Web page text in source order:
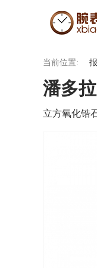
当前位置:
潘多
立方氧化锆